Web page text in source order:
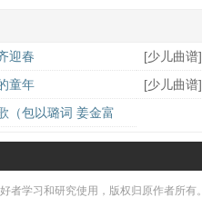
迎春 [少儿曲谱]
童年 [少儿曲谱]
（包以璐词 姜金富
者学习和研究使用，版权归原作者所有。